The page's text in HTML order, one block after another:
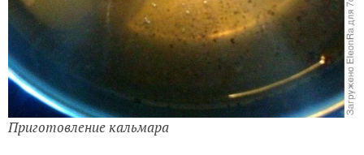
Приготовление кальмара